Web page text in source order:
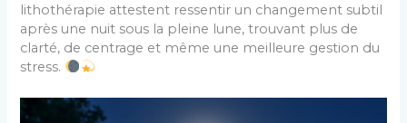
lithothérapie attestent ressentir un changement subtil
après une nuit sous la pleine lune, trouvant plus de
clarté, de centrage et même une meilleure gestion du
stress.